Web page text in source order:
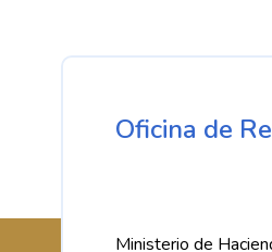
Oficina de
Ministerio de